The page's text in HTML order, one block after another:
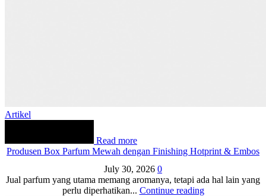
Artikel
Read more
Produsen Box Parfum Mewah dengan Finishing Hotprint & Embos
July 30, 2026 0
Jual parfum yang utama memang aromanya, tetapi ada hal lain yang
perlu diperhatikan... Continue reading